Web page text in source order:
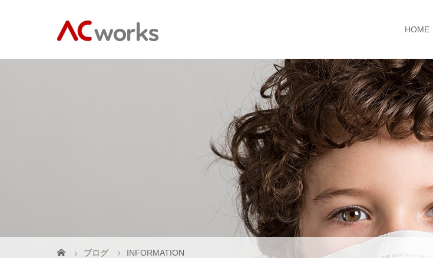
HOME
ブログ INFORMATION